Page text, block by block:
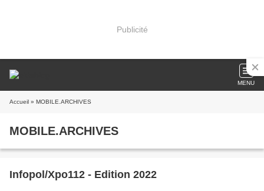
Publicité
MENU
Accueil » MOBILE.ARCHIVES
MOBILE.ARCHIVES
Infopol/Xpo112 - Edition 2022